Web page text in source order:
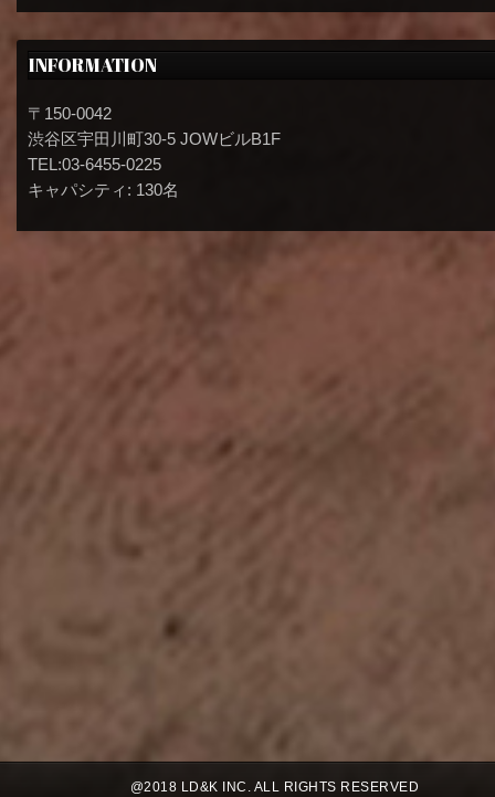
INFORMATION
〒150-0042
渋谷区宇田川町30-5 JOWビルB1F
TEL:03-6455-0225
キャパシティ: 130名
@2018 LD&K INC. ALL RIGHTS RESERVED